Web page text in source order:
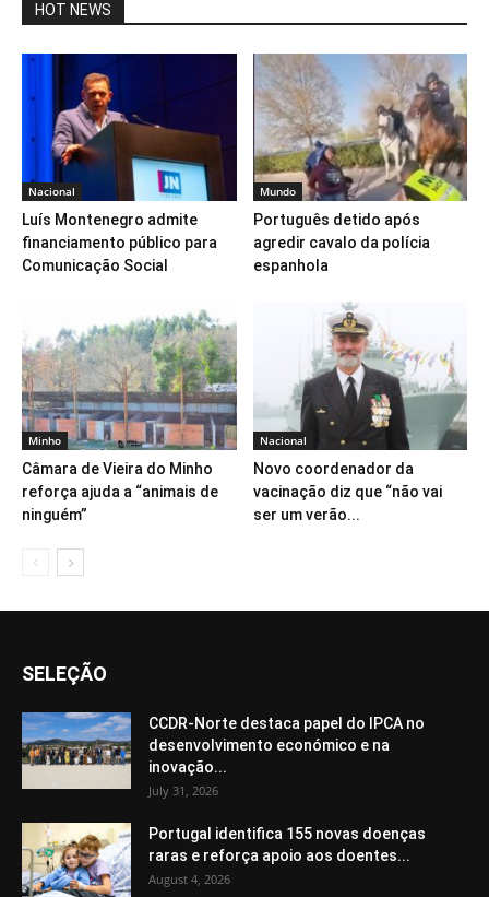
HOT NEWS
Nacional
Luís Montenegro admite
financiamento público para
Comunicação Social
Mundo
Português detido após
agredir cavalo da polícia
espanhola
Minho
Câmara de Vieira do Minho
reforça ajuda a “animais de
ninguém”
Nacional
Novo coordenador da
vacinação diz que “não vai
ser um verão...
SELEÇÃO
CCDR-Norte destaca papel do IPCA no
desenvolvimento económico e na
inovação...
July 31, 2026
Portugal identifica 155 novas doenças
raras e reforça apoio aos doentes...
August 4, 2026